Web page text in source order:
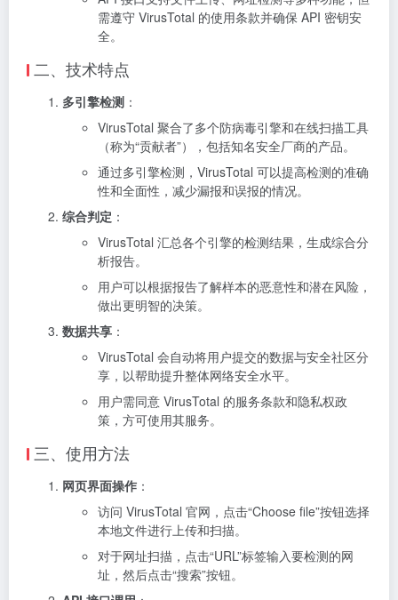
需遵守 VirusTotal 的使用条款并确保 API 密钥安
全。
二、技术特点
多引擎检测 ：
VirusTotal 聚合了多个防病毒引擎和在线扫描工具
（称为“贡献者”），包括知名安全厂商的产品。
通过多引擎检测，VirusTotal 可以提高检测的准确
性和全面性，减少漏报和误报的情况。
综合判定 ：
VirusTotal 汇总各个引擎的检测结果，生成综合分
析报告。
用户可以根据报告了解样本的恶意性和潜在风险，
做出更明智的决策。
数据共享 ：
VirusTotal 会自动将用户提交的数据与安全社区分
享，以帮助提升整体网络安全水平。
用户需同意 VirusTotal 的服务条款和隐私权政
策，方可使用其服务。
三、使用方法
网页界面操作 ：
访问 VirusTotal 官网，点击“Choose file”按钮选择
本地文件进行上传和扫描。
对于网址扫描，点击“URL”标签输入要检测的网
址，然后点击“搜索”按钮。